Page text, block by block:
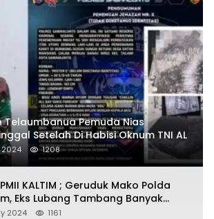
Telaumbanua Pemuda Nias
Setelah Di Habisi Oknum TNI AL
2024 1208
PMII KALTIM ; Geruduk Mako Polda
Eks Lubang Tambang Banyak
Korban
2024 1161